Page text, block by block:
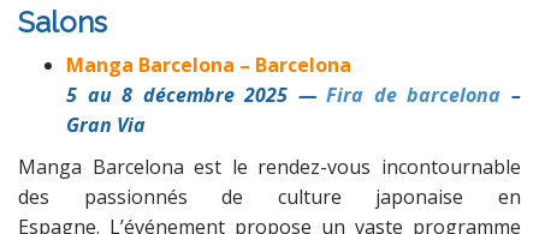
Salons
Manga Barcelona – Barcelona
5 au 8 décembre 2025 —Fira de barcelona –
Gran Via
Manga Barcelona est le rendez-vous incontournable
des passionnés de culture japonaise en
Espagne. L’événement propose un vaste programme